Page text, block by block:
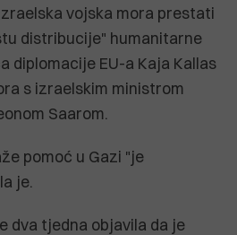
vojska mora prestati
distribucije" humanitarne
diplomacije EU-a Kaja Kallas
s izraelskim ministrom
Saarom.
pomoć u Gazi "je
je.
dva tjedna objavila da je